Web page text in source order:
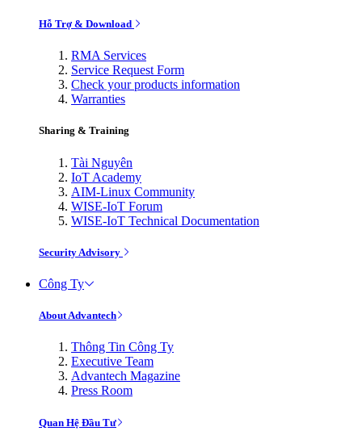
Hỗ Trợ & Download
RMA Services
Service Request Form
Check your products information
Warranties
Sharing & Training
Tài Nguyên
IoT Academy
AIM-Linux Community
WISE-IoT Forum
WISE-IoT Technical Documentation
Security Advisory
Công Ty
About Advantech
Thông Tin Công Ty
Executive Team
Advantech Magazine
Press Room
Quan Hệ Đầu Tư